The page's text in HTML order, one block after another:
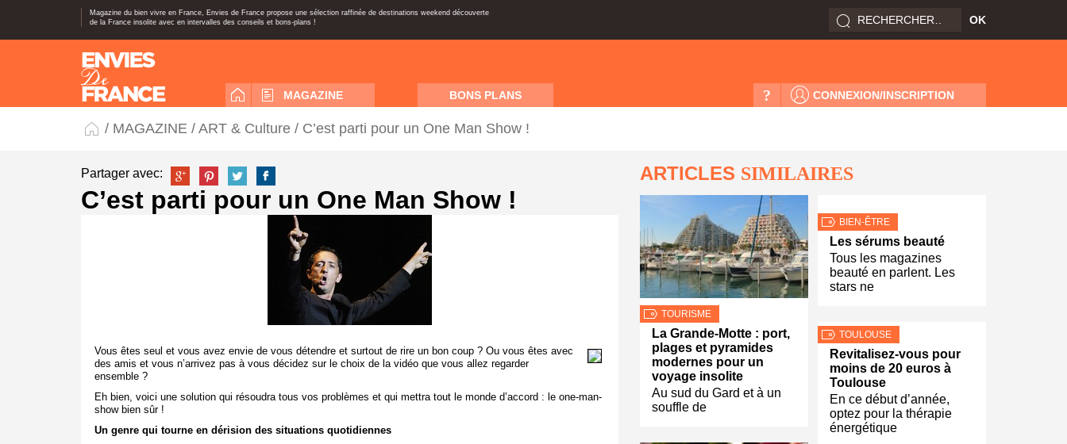
Magazine du bien vivre en France, Envies de France propose une sélection raffinée de destinations weekend découverte
de la France insolite avec en intervalles des conseils et bons-plans !
MAGAZINE BONS PLANS CONNEXION/INSCRIPTION
?
/ MAGAZINE / ART & Culture / C’est parti pour un One Man Show !
Partager avec:
C’est parti pour un One Man Show !
Vous êtes seul et vous avez envie de vous détendre et surtout de rire un bon coup ? Ou vous êtes avec
des amis et vous n’arrivez pas à vous décidez sur le choix de la vidéo que vous allez regarder
ensemble ?
Eh bien, voici une solution qui résoudra tous vos problèmes et qui mettra tout le monde d’accord : le one-man-
show bien sûr !
Un genre qui tourne en dérision des situations quotidiennes
ARTICLES SIMILAIRES
TOURISME
La Grande-Motte : port,
plages et pyramides
modernes pour un
voyage insolite
Au sud du Gard et à un
souffle de
BIEN-ÊTRE
Les sérums beauté
Tous les magazines
beauté en parlent. Les
stars ne
TOULOUSE
Revitalisez-vous pour
moins de 20 euros à
Toulouse
En ce début d’année,
optez pour la thérapie
énergétique